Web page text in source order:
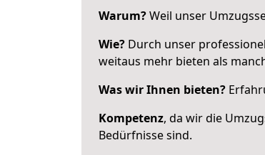
Warum?Weil unser
Wie? Durch unser
weitaus mehr bieten als
Was wir Ihnen bieten?
Kompetenz, da wir die
Bedürfnisse sind.